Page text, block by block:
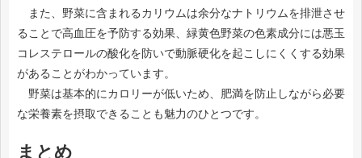
また、野菜に含まれるカリウムは余分なナトリウムを排泄させ
ることで高血圧を予防する効果、緑黄色野菜の色素成分には悪玉
コレステロールの酸化を防いで動脈硬化を起こしにくくする効果
があることがわかっています。
野菜は基本的にカロリーが低いため、肥満を防止しながら必要
な栄養素を摂取できることも魅力のひとつです。
まとめ